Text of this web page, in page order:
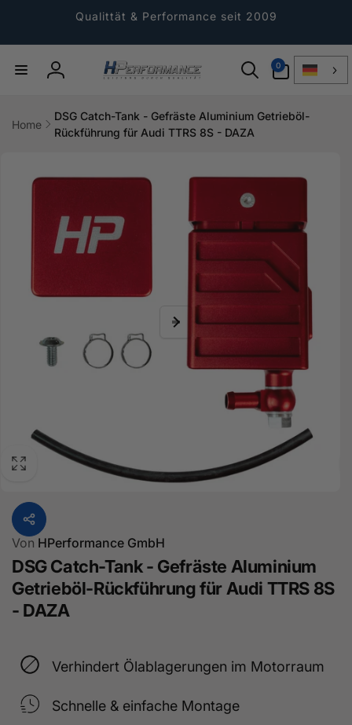
Qualittät & Performance seit 2009
Einloggen
0
Artikel
Home
DSG Catch-Tank - Gefräste Aluminium Getrieböl-
Rückführung für Audi TTRS 8S - DAZA
Von HPerformance GmbH
DSG Catch-Tank - Gefräste Aluminium
Getrieböl-Rückführung für Audi TTRS 8S
- DAZA
Verhindert Ölablagerungen im Motorraum
Schnelle & einfache Montage